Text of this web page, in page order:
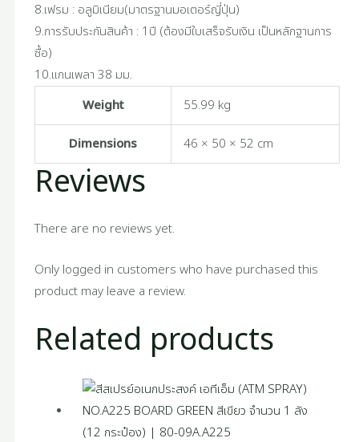
8.เฟรม : อลูมิเนียม(มาตรฐานมอเตอร์ญี่ปุ่น)
9.การรับประกันสินค้า : 1ปี (ต้องมีใบเสร็จรับเงิน เป็นหลักฐานการ
ซื้อ)
10.แกนเพลา 38 มม.
Weight
55.99 kg
Dimensions 46 × 50 × 52 cm
Reviews
There are no reviews yet.
Only logged in customers who have purchased this
product may leave a review.
Related products